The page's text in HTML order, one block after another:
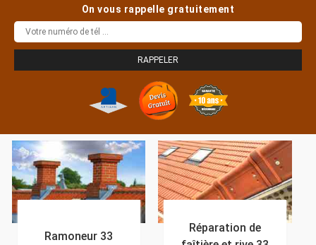
On vous rappelle gratuitement
Ramoneur 33
Réparation de